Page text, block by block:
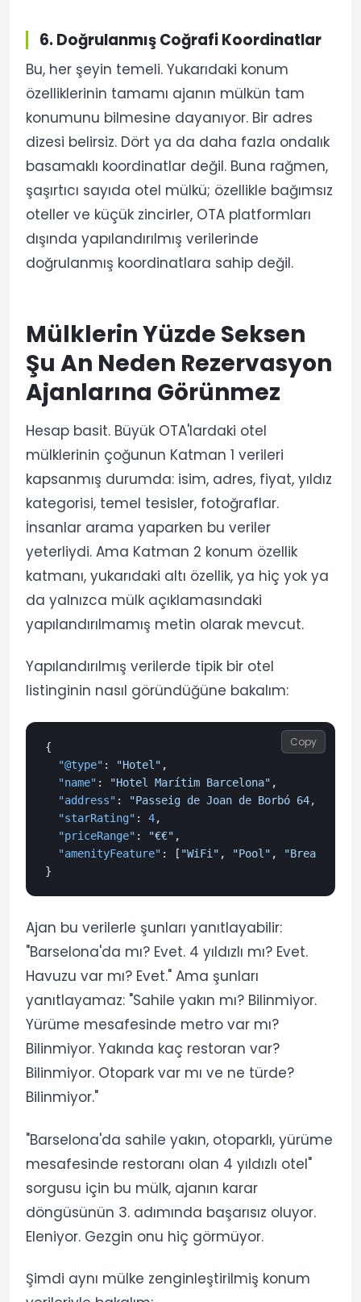
6. Doğrulanmış Coğrafi Koordinatlar
Bu, her şeyin temeli. Yukarıdaki konum
özelliklerinin tamamı ajanın mülkün tam
konumunu bilmesine dayanıyor. Bir adres
dizesi belirsiz. Dört ya da daha fazla ondalık
basamaklı koordinatlar değil. Buna rağmen,
şaşırtıcı sayıda otel mülkü; özellikle bağımsız
oteller ve küçük zincirler, OTA platformları
dışında yapılandırılmış verilerinde
doğrulanmış koordinatlara sahip değil.
Mülklerin Yüzde Seksen
Şu An Neden Rezervasyon
Ajanlarına Görünmez
Hesap basit. Büyük OTA'lardaki otel
mülklerinin çoğunun Katman 1 verileri
kapsanmış durumda: isim, adres, fiyat, yıldız
kategorisi, temel tesisler, fotoğraflar.
İnsanlar arama yaparken bu veriler
yeterliydi. Ama Katman 2 konum özellik
katmanı, yukarıdaki altı özellik, ya hiç yok ya
da yalnızca mülk açıklamasındaki
yapılandırılmamış metin olarak mevcut.
Yapılandırılmış verilerde tipik bir otel
listinginin nasıl göründüğüne bakalım:
Copy
{
"@type" : "Hotel" ,
"name" : "Hotel Marítim Barcelona" ,
"address" :
"Passeig de Joan de Borbó 64,
"starRating" : 4,
"priceRange" : "€€" ,
"amenityFeature" : [ "WiFi" , "Pool" , "Breakfast"
}
Ajan bu verilerle şunları yanıtlayabilir:
"Barselona'da mı? Evet. 4 yıldızlı mı? Evet.
Havuzu var mı? Evet." Ama şunları
yanıtlayamaz: "Sahile yakın mı? Bilinmiyor.
Yürüme mesafesinde metro var mı?
Bilinmiyor. Yakında kaç restoran var?
Bilinmiyor. Otopark var mı ve ne türde?
Bilinmiyor."
"Barselona'da sahile yakın, otoparklı, yürüme
mesafesinde restoranı olan 4 yıldızlı otel"
sorgusu için bu mülk, ajanın karar
döngüsünün 3. adımında başarısız oluyor.
Eleniyor. Gezgin onu hiç görmüyor.
Şimdi aynı mülke zenginleştirilmiş konum